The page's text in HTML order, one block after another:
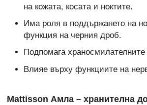
на кожата, косата и ноктите.
Има роля в поддържането на
функция на черния дроб.
Подпомага
Влияе върху функциите на
Mattisson Амла – хранителна